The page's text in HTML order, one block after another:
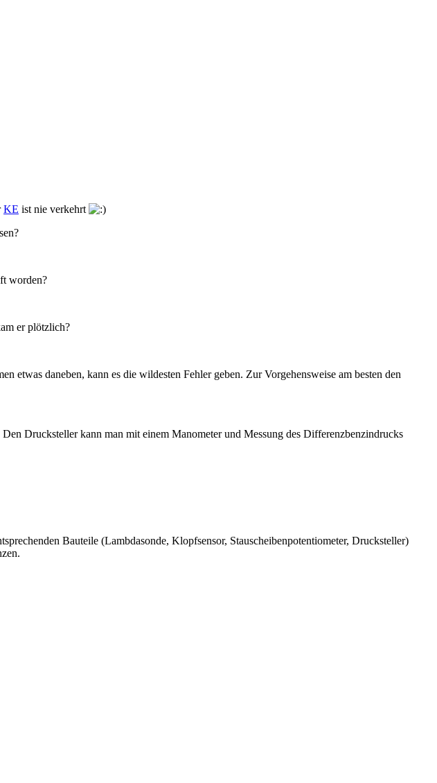
KE ist nie verkehrt
worden?
er plötzlich?
etwas daneben, kann es die wildesten Fehler geben. Zur Vorgehensweise am besten den
Drucksteller kann man mit einem Manometer und Messung des Differenzbenzindrucks
Bauteile (Lambdasonde, Klopfsensor, Stauscheibenpotentiometer, Drucksteller)